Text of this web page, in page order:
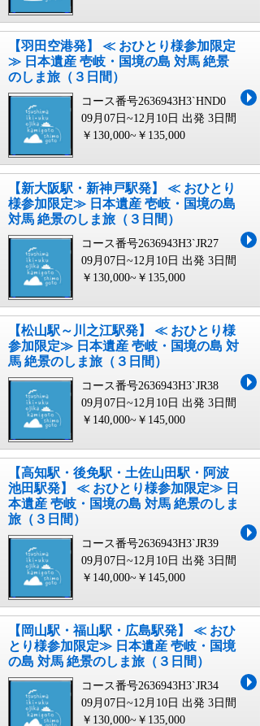
【羽田空港発】 ≪ おひとり様参加限定
≫ 日本遺産 壱岐・国境の島 対馬 絶景
のしま旅（３日間）
コース番号2636943H3`HND0
09月07日~12月10日 出発 3日間
￥130,000~￥135,000
【新大阪駅・新神戸駅発】 ≪ おひとり
様参加限定≫ 日本遺産 壱岐・国境の島
対馬 絶景のしま旅（３日間）
コース番号2636943H3`JR27
09月07日~12月10日 出発 3日間
￥130,000~￥135,000
【松山駅～川之江駅発】 ≪ おひとり様
参加限定≫ 日本遺産 壱岐・国境の島 対
馬 絶景のしま旅（３日間）
コース番号2636943H3`JR38
09月07日~12月10日 出発 3日間
￥140,000~￥145,000
【高知駅・後免駅・土佐山田駅・阿波
池田駅発】 ≪ おひとり様参加限定≫ 日
本遺産 壱岐・国境の島 対馬 絶景のしま
旅（３日間）
コース番号2636943H3`JR39
09月07日~12月10日 出発 3日間
￥140,000~￥145,000
【岡山駅・福山駅・広島駅発】 ≪ おひ
とり様参加限定≫ 日本遺産 壱岐・国境
の島 対馬 絶景のしま旅（３日間）
コース番号2636943H3`JR34
09月07日~12月10日 出発 3日間
￥130,000~￥135,000